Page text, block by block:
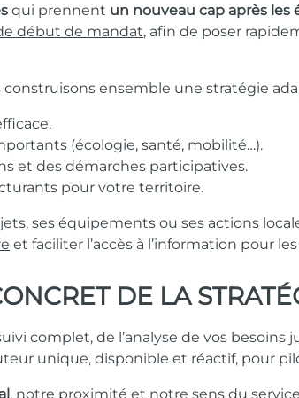
qui prennent un nouveau cap après les
début de mandat, afin de poser
ensemble une stratégie
(écologie, santé, mobilité…).
et des démarches participatives.
pour votre territoire.
ses équipements ou ses actions
et faciliter l’accès à l’information pour
DE LA
complet, de l’analyse de vos besoins
unique, disponible et réactif, pour
, notre proximité et notre sens du